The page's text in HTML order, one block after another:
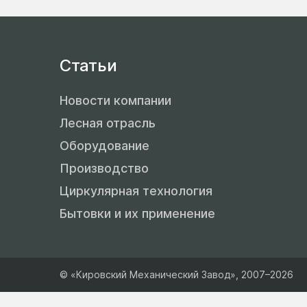
Горбыльные станки
Линия по переработке тонкомера
Рубительные машины
Скребковые транспортеры
Статьи
Новости компании
Лесная отрасль
Оборудование
Производство
Циркулярная технология
Бытовки и их применение
© «Кировский Механический Завод», 2007–2026